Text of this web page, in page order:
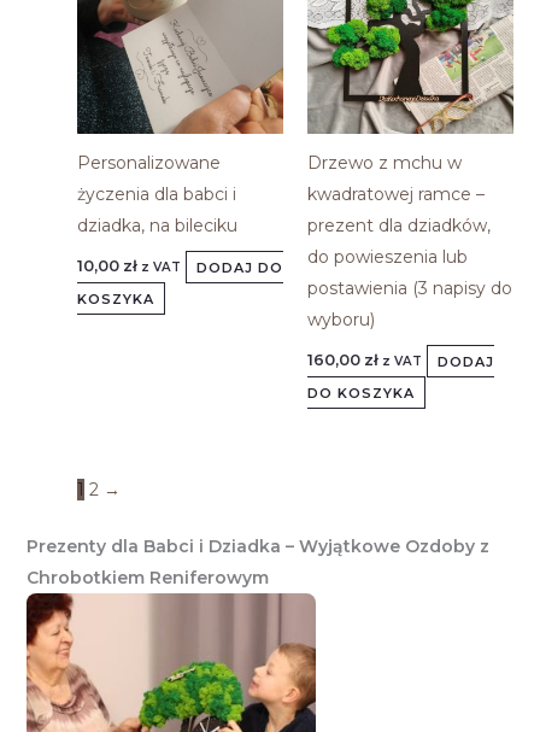
Personalizowane
życzenia dla babci i
dziadka, na bileciku
10,00 zł z VAT
DODAJ DO
KOSZYKA
Drzewo z mchu w
kwadratowej ramce –
prezent dla dziadków,
do powieszenia lub
postawienia (3 napisy do
wyboru)
160,00 zł z VAT
DODAJ
DO KOSZYKA
1 2 →
Prezenty dla Babci i Dziadka – Wyjątkowe Ozdoby z
Chrobotkiem Reniferowym